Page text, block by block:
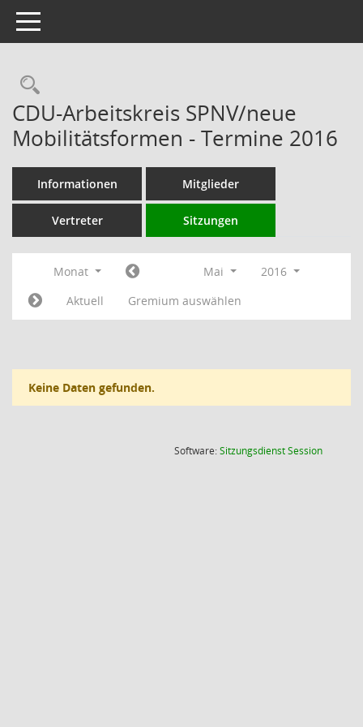
Toggle navigation
Rechercheauswahl
CDU-Arbeitskreis SPNV/neue
Mobilitätsformen - Termine 2016
Informationen Mitglieder
Vertreter Sitzungen
Monat Mai
2016
Aktuell
Gremium auswählen
Keine Daten gefunden.
Software:SitzungsdienstSession(Wird in